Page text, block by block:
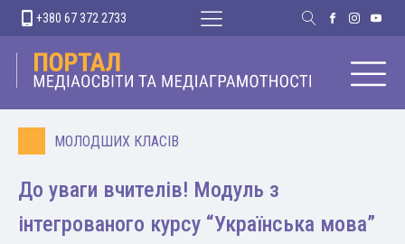
+380 67 372 2733
МОЛОДШИХ КЛАСІВ
До уваги вчителів! Модуль з
інтегрованого курсу “Українська мова”